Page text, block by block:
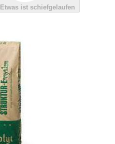
Etwas ist schiefgelaufen